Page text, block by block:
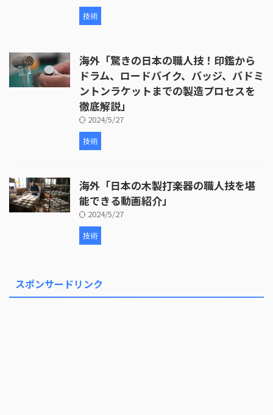
技術
海外「驚きの日本の職人技！印鑑から
ドラム、ロードバイク、バッジ、バドミ
ントンラケットまでの製造プロセスを
徹底解説」
2024/5/27
技術
海外「日本の木製打楽器の職人技を堪
能できる動画紹介」
2024/5/27
技術
スポンサードリンク